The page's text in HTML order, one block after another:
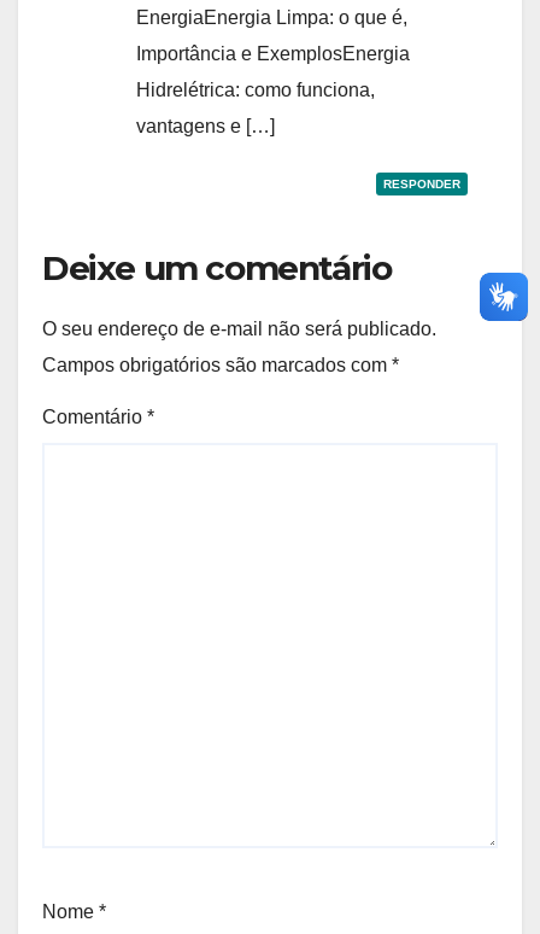
EnergiaEnergia Limpa: o que é,
Importância e ExemplosEnergia
Hidrelétrica: como funciona,
vantagens e […]
RESPONDER
Deixe um comentário
O seu endereço de e-mail não será publicado.
Campos obrigatórios são marcados com *
Comentário *
Nome *